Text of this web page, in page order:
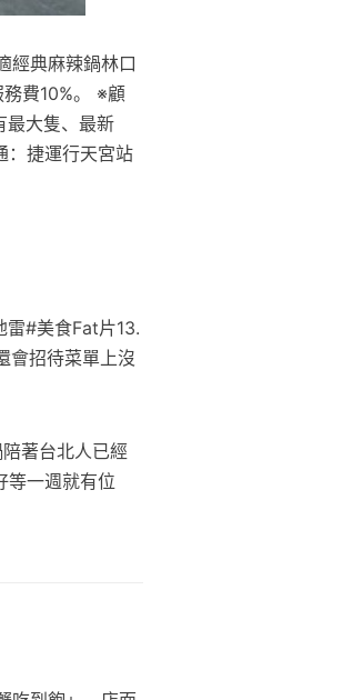
經典麻辣鍋林口
費10%。 ※顧
最大隻、最新
：捷運行天宮站
雷#美食Fat片13.
會招待菜單上沒
著台北人已經
等一週就有位